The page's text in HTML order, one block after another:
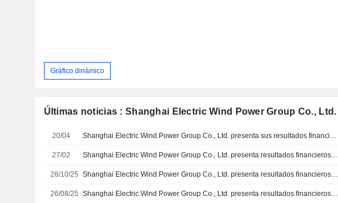
Gráfico dinámico
Últimas noticias : Shanghai Electric Wind Power Group Co., Ltd.
20/04 Shanghai Electric Wind Power Group Co., Ltd. presenta sus resultados financieros del primer trimestre finalizado el 31 de marzo de 2026
27/02 Shanghai Electric Wind Power Group Co., Ltd. presenta resultados financieros para el ejercicio completo finalizado el 31 de diciembre de 2025
28/10/25 Shanghai Electric Wind Power Group Co., Ltd. presenta resultados financieros para los nueve meses finalizados el 30 de septiembre de 2025
26/08/25 Shanghai Electric Wind Power Group Co., Ltd. presenta resultados financieros del primer semestre finalizado el 30 de junio de 2025